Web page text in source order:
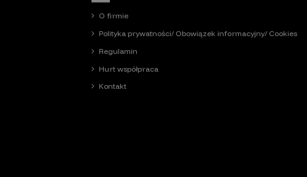
O firmie
Polityka prywatności/ Obowiązek informacyjny/ Cookies
Regulamin
Hurt współpraca
Kontakt